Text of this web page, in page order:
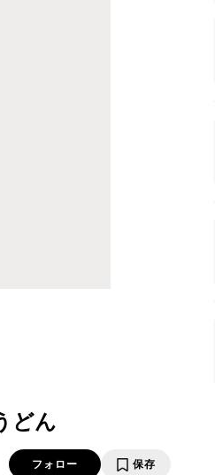
どん
フォロー 保存